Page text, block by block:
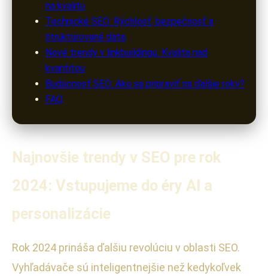
na kvalitu
Technické SEO: Rýchlosť, bezpečnosť a
štruktúrované dáta
Nové trendy v linkbuildingu: Kvalita nad
kvantitou
Budúcnosť SEO: Ako sa pripraviť na ďalšie roky?
FAQ
Najnovšie trendy v SEO pre rok
2024: Vstupujeme do éry AI a
personalizácie
Rok 2024 prináša ďalšiu revolúciu v oblasti SEO.
Vyhľadávače sú inteligentnejšie než kedykoľvek